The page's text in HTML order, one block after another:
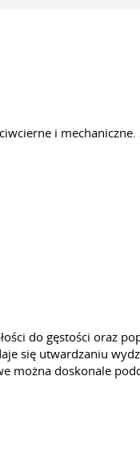
i
do gęstości oraz
się utwardzaniu
można doskonale